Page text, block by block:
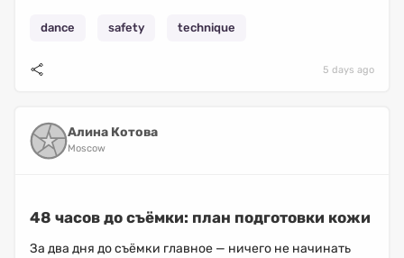
dance safety technique
5 days ago
Алина Котова
Moscow
48 часов до съёмки: план подготовки кожи
За два дня до съёмки главное — ничего не начинать